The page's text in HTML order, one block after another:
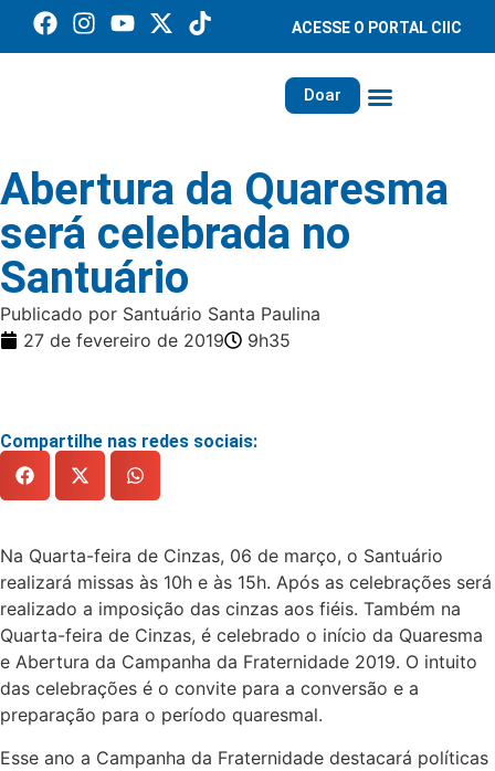
ACESSE O PORTAL CIIC
Doar
Abertura da Quaresma
será celebrada no
Santuário
Publicado por Santuário Santa Paulina
27 de fevereiro de 2019
9h35
Compartilhe nas redes sociais:
Na Quarta-feira de Cinzas, 06 de março, o Santuário
realizará missas às 10h e às 15h. Após as celebrações será
realizado a imposição das cinzas aos fiéis. Também na
Quarta-feira de Cinzas, é celebrado o início da Quaresma
e Abertura da Campanha da Fraternidade 2019. O intuito
das celebrações é o convite para a conversão e a
preparação para o período quaresmal.
Esse ano a Campanha da Fraternidade destacará políticas